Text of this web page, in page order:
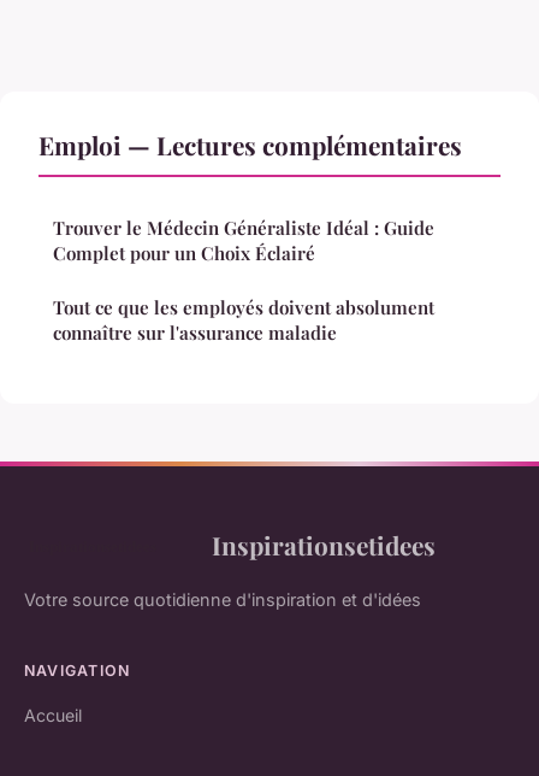
Emploi — Lectures complémentaires
Trouver le Médecin Généraliste Idéal : Guide
Complet pour un Choix Éclairé
Tout ce que les employés doivent absolument
connaître sur l'assurance maladie
Inspirationsetidees
Votre source quotidienne d'inspiration et d'idées
NAVIGATION
Accueil